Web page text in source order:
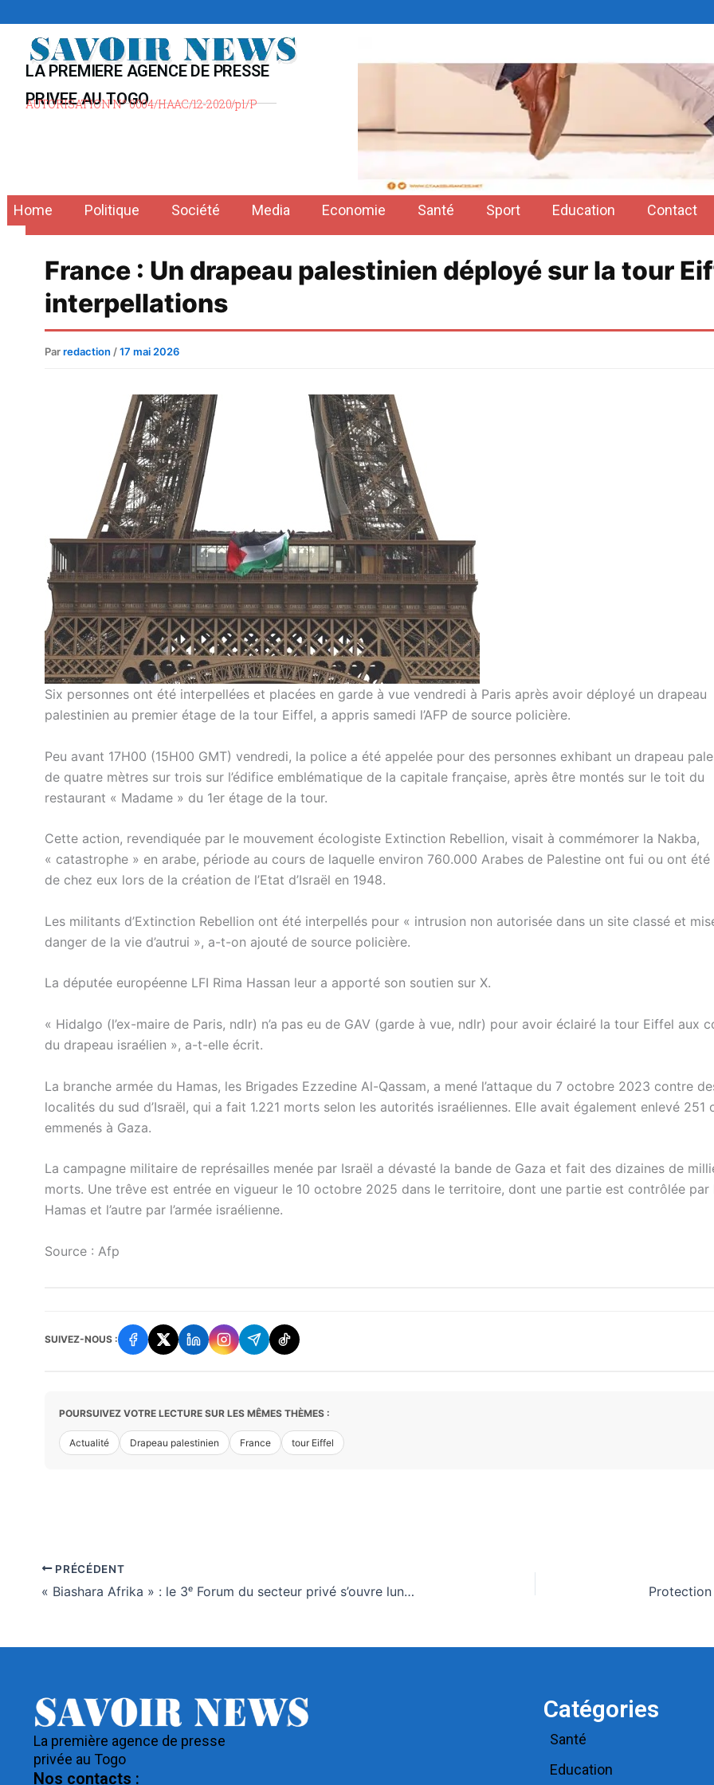
contenu
LA PREMIERE AGENCE DE PRESSE
PRIVEE AU TOGO
AUTORISATION N° 0004/HAAC/12-2020/pl/P
Home Politique Société Media Economie Santé Sport Education Contact
France : Un drapeau palestinien déployé sur la tour
interpellations
Parredaction /17 mai 2026
Six personnes ont été interpellées et placées en garde à vue vendredi à Paris après avoir déployé un drapeau
palestinien au premier étage de la tour Eiffel, a appris samedi l’AFP de source policière.
Peu avant 17H00 (15H00 GMT) vendredi, la police a été appelée pour des personnes exhibant un drapeau
de quatre mètres sur trois sur l’édifice emblématique de la capitale française, après être montés sur le toit du
restaurant « Madame » du 1er étage de la tour.
Cette action, revendiquée par le mouvement écologiste Extinction Rebellion, visait à commémorer la Nakba,
« catastrophe » en arabe, période au cours de laquelle environ 760.000 Arabes de Palestine ont fui ou ont été
de chez eux lors de la création de l’Etat d’Israël en 1948.
Les militants d’Extinction Rebellion ont été interpellés pour « intrusion non autorisée dans un site classé et
danger de la vie d’autrui », a-t-on ajouté de source policière.
La députée européenne LFI Rima Hassan leur a apporté son soutien sur X.
« Hidalgo (l’ex-maire de Paris, ndlr) n’a pas eu de GAV (garde à vue, ndlr) pour avoir éclairé la tour Eiffel aux
du drapeau israélien », a-t-elle écrit.
La branche armée du Hamas, les Brigades Ezzedine Al-Qassam, a mené l’attaque du 7 octobre 2023 contre
localités du sud d’Israël, qui a fait 1.221 morts selon les autorités israéliennes. Elle avait également enlevé 251
emmenés à Gaza.
La campagne militaire de représailles menée par Israël a dévasté la bande de Gaza et fait des dizaines de
morts. Une trêve est entrée en vigueur le 10 octobre 2025 dans le territoire, dont une partie est contrôlée par
Hamas et l’autre par l’armée israélienne.
Source : Afp
SUIVEZ-NOUS :
POURSUIVEZ VOTRE LECTURE SUR LES MÊMES THÈMES :
Actualité Drapeau palestinien France tour Eiffel
PRÉCÉDENT
« Biashara Afrika » : le 3ᵉ Forum du secteur privé s’ouvre lundi à Lomé avec de grands acteurs économiques africains
La première agence de presse
privée au Togo
Nos contacts :
Catégories
Santé
Education